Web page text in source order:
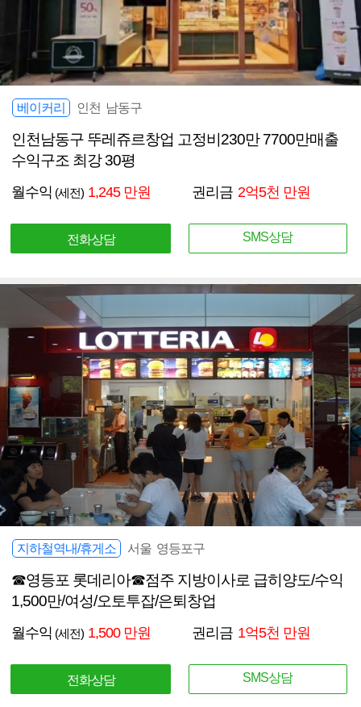
베이커리 인천 남동구
인천남동구 뚜레쥬르창업 고정비230만 7700만매출
수익구조 최강 30평
월수익 (세전) 1,245 만원 권리금 2억5천 만원
전화상담 SMS상담
지하철역내/휴게소 서울 영등포구
☎영등포 롯데리아☎점주 지방이사로 급히양도/수익
1,500만/여성/오토투잡/은퇴창업
월수익 (세전) 1,500 만원 권리금 1억5천 만원
전화상담 SMS상담